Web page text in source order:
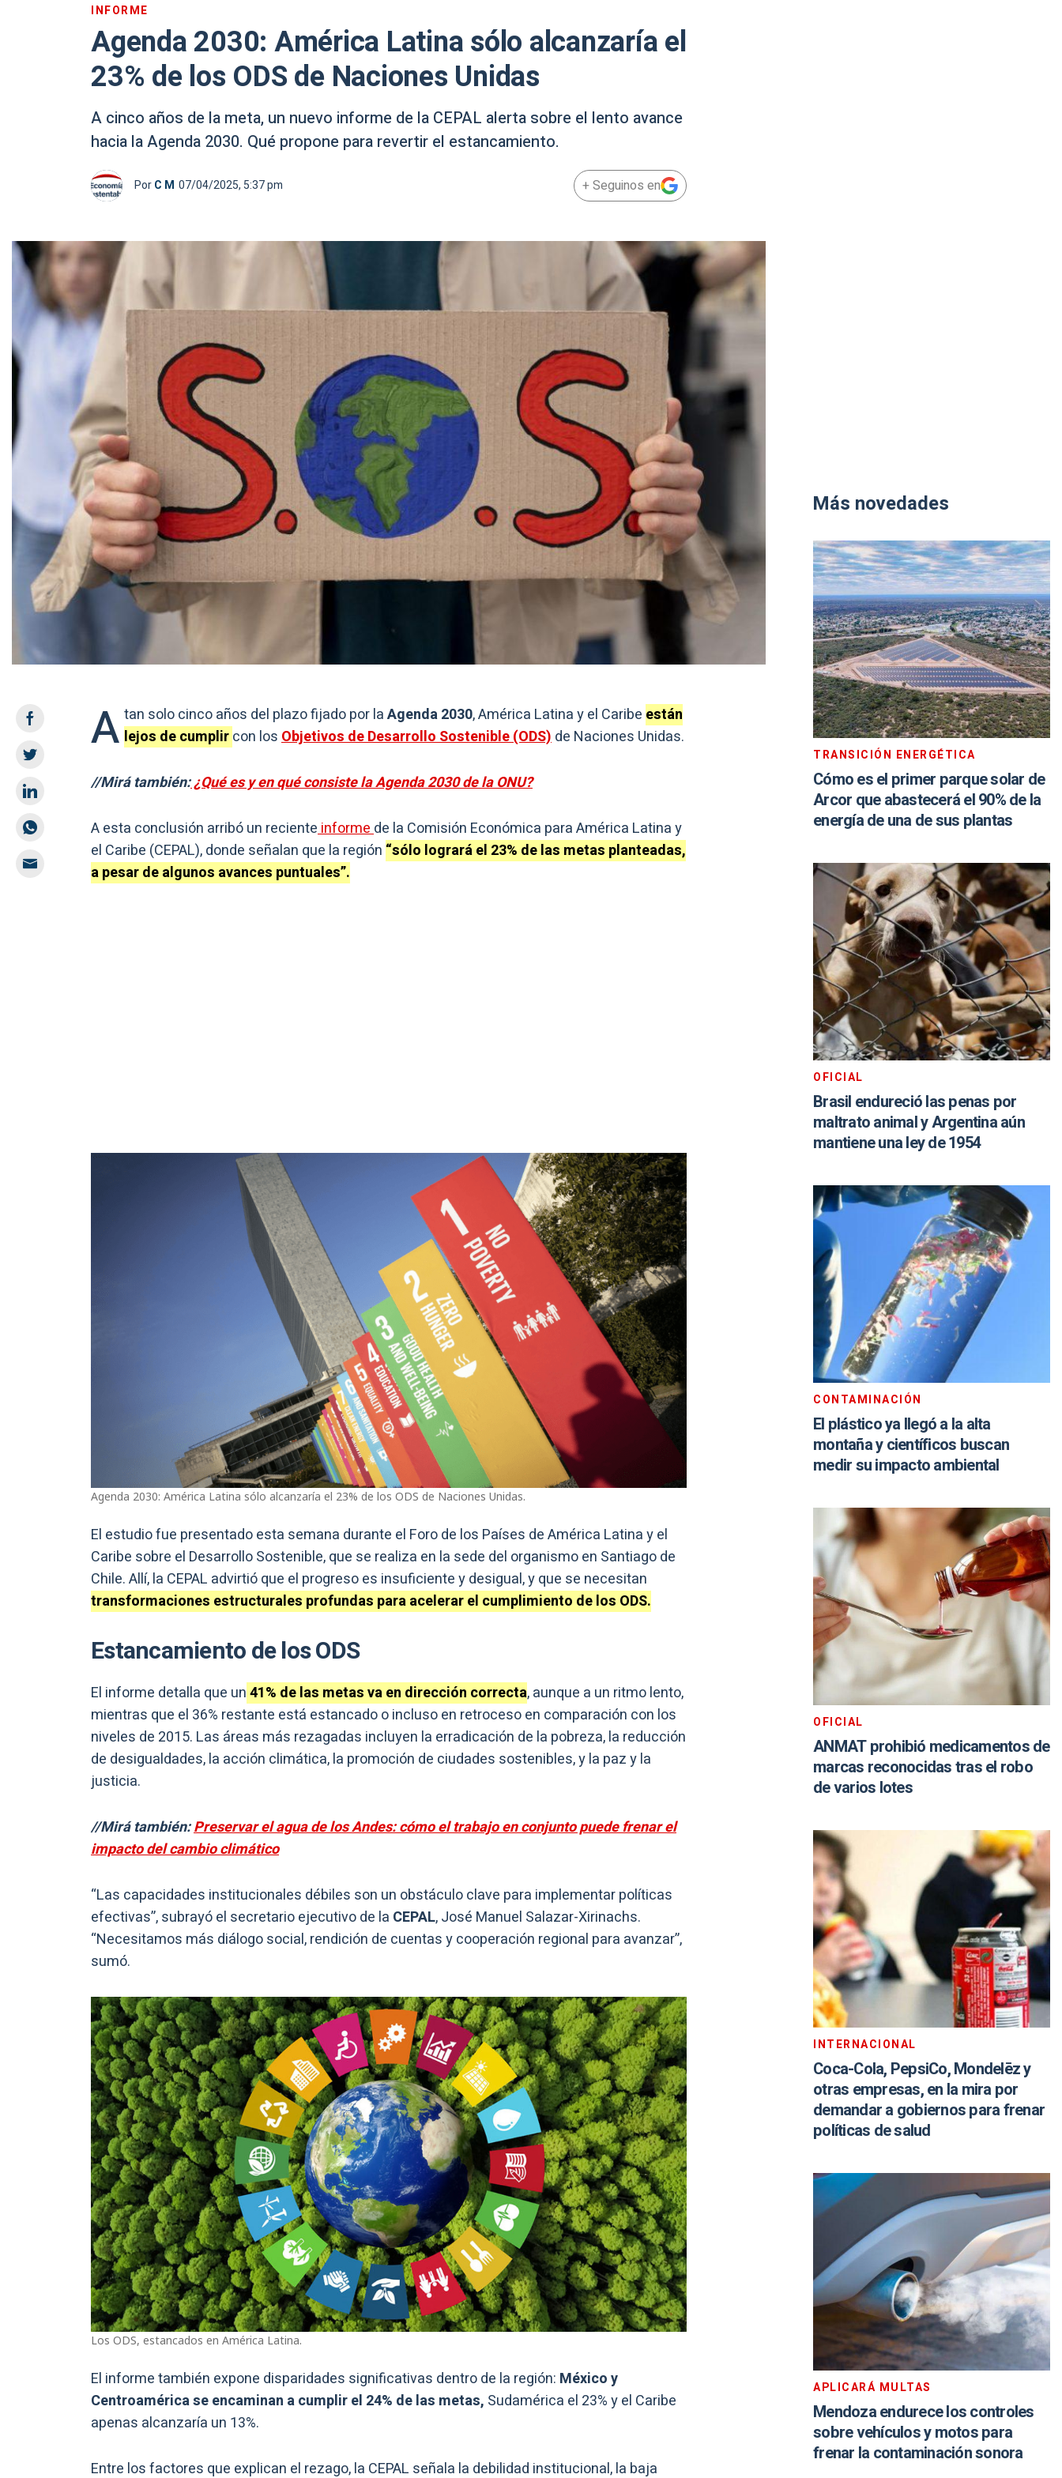
INFORME
Agenda 2030: América Latina sólo alcanzaría el
23% de los ODS de Naciones Unidas
A cinco años de la meta, un nuevo informe de la CEPAL alerta sobre el lento avance
hacia la Agenda 2030. Qué propone para revertir el estancamiento.
PorC M 07/04/2025, 5:37 pm + Seguinos en
A tan solo cinco años del plazo fijado por laAgenda 2030, América Latina y el Caribe están
lejos de cumplircon losObjetivos de Desarrollo Sostenible (ODS)de Naciones Unidas.
//Mirá también:¿Qué es y en qué consiste la Agenda 2030 de la ONU?
A esta conclusión arribó un recienteinformede la Comisión Económica para América Latina y
el Caribe (CEPAL), donde señalan que la región “sólo logrará el 23% de las metas planteadas,
a pesar de algunos avances puntuales”.
Agenda 2030: América Latina sólo alcanzaría el 23% de los ODS de Naciones Unidas.
El estudio fue presentado esta semana durante el Foro de los Países de América Latina y el
Caribe sobre el Desarrollo Sostenible, que se realiza en la sede del organismo en Santiago de
Chile. Allí, la CEPAL advirtió que el progreso es insuficiente y desigual, y que se necesitan
transformaciones estructurales profundas para acelerar el cumplimiento de los ODS.
Estancamiento de los ODS
El informe detalla que un41% de las metas va en dirección correcta, aunque a un ritmo lento,
mientras que el 36% restante está estancado o incluso en retroceso en comparación con los
niveles de 2015. Las áreas más rezagadas incluyen la erradicación de la pobreza, la reducción
de desigualdades, la acción climática, la promoción de ciudades sostenibles, y la paz y la
justicia.
//Mirá también:Preservar el agua de los Andes: cómo el trabajo en conjunto puede frenar el
impacto del cambio climático
“Las capacidades institucionales débiles son un obstáculo clave para implementar políticas
efectivas”, subrayó el secretario ejecutivo de la CEPAL, José Manuel Salazar-Xirinachs.
“Necesitamos más diálogo social, rendición de cuentas y cooperación regional para avanzar”,
sumó.
Los ODS, estancados en América Latina.
El informe también expone disparidades significativas dentro de la región: México y
Centroamérica se encaminan a cumplir el 24% de las metas, Sudamérica el 23% y el Caribe
apenas alcanzaría un 13%.
Entre los factores que explican el rezago, la CEPAL señala la debilidad institucional, la baja
Más novedades
TRANSICIÓN ENERGÉTICA
Cómo es el primer parque solar de
Arcor que abastecerá el 90% de la
energía de una de sus plantas
OFICIAL
Brasil endureció las penas por
maltrato animal y Argentina aún
mantiene una ley de 1954
CONTAMINACIÓN
El plástico ya llegó a la alta
montaña y científicos buscan
medir su impacto ambiental
OFICIAL
ANMAT prohibió medicamentos de
marcas reconocidas tras el robo
de varios lotes
INTERNACIONAL
Coca-Cola, PepsiCo, Mondelēz y
otras empresas, en la mira por
demandar a gobiernos para frenar
políticas de salud
APLICARÁ MULTAS
Mendoza endurece los controles
sobre vehículos y motos para
frenar la contaminación sonora